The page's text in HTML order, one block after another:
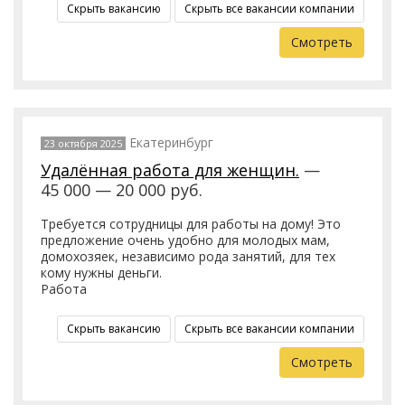
Скрыть вакансию Скрыть все вакансии компании
Смотреть
23 октября 2025 Екатеринбург
Удалённая работа для женщин. —
45 000 — 20 000 руб.
Требуется сотрудницы для работы на дому! Это
предложение очень удобно для молодых мам,
домохозяек, независимо рода занятий, для тех
кому нужны деньги.
Работа
Скрыть вакансию Скрыть все вакансии компании
Смотреть